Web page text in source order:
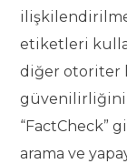
etiketleri
diğer otoriter
güvenilirliğini
“FactCheck”
arama ve